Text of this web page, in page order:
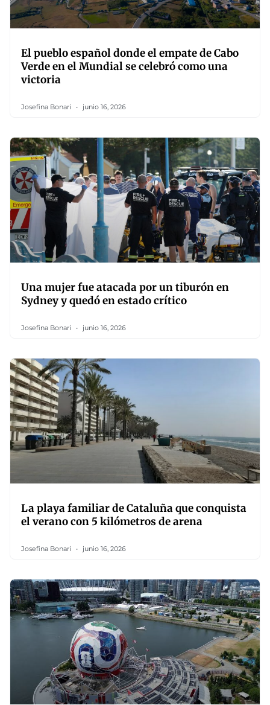
El pueblo español donde el empate de Cabo
Verde en el Mundial se celebró como una
victoria
Josefina Bonari junio 16, 2026
Una mujer fue atacada por un tiburón en
Sydney y quedó en estado crítico
Josefina Bonari junio 16, 2026
La playa familiar de Cataluña que conquista
el verano con 5 kilómetros de arena
Josefina Bonari junio 16, 2026